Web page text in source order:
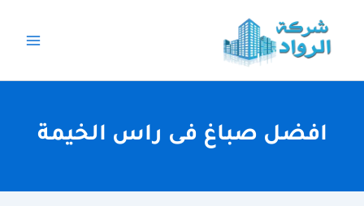
المحتوى
افضل صباغ فى راس الخيمة